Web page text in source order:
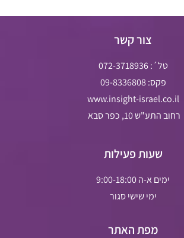
צור קשר
טל´: 072-3718936
פקס: 09-8336808
www.insight-israel.co.il
רחוב התע"ש 10, כפר סבא
שעות פעילות
ימים א-ה 9:00-18:00
ימי שישי סגור
מפת האתר